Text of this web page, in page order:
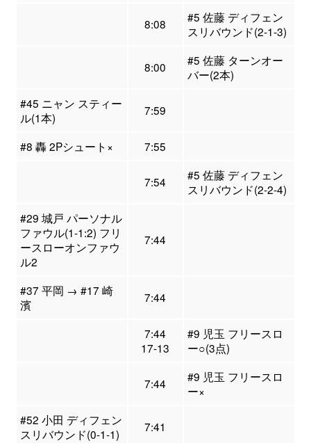
8:08
#5 佐藤 ディフェン
スリバウンド(2-1-3)
8:00
#5 佐藤 ターンオー
バー(2本)
#45 ニャン スティー
ル(1本)
7:59
#8 轟 2Pシュート× 7:55
7:54
#5 佐藤 ディフェン
スリバウンド(2-2-4)
#29 城戸 パーソナル
ファウル(1-1:2) フリ
ースローオンファウ
ル2
7:44
#37 平岡 → #17 崎
濱
7:44
7:44
17-13
#9 児玉 フリースロ
ー○(3点)
7:44
#9 児玉 フリースロ
ー×
#52 小田 ディフェン
スリバウンド(0-1-1)
7:41